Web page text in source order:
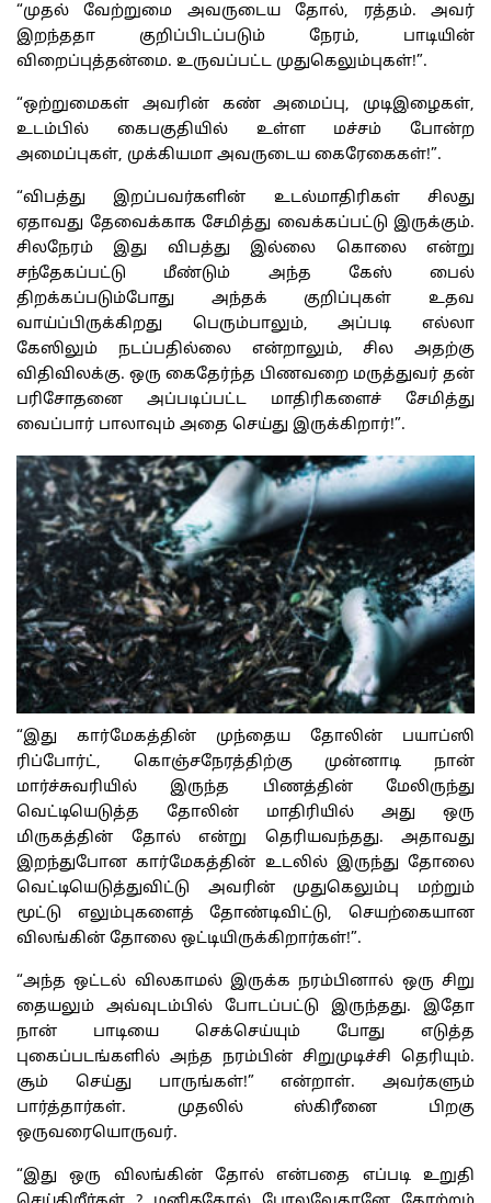
“முதல் வேற்றுமை அவருடைய தோல், ரத்தம். அவர்
இறந்ததா குறிப்பிடப்படும் நேரம், பாடியின்
விறைப்புத்தன்மை. உருவப்பட்ட முதுகெலும்புகள்!”.
“ஒற்றுமைகள் அவரின் கண் அமைப்பு, முடிஇழைகள்,
உடம்பில் கைபகுதியில் உள்ள மச்சம் போன்ற
அமைப்புகள், முக்கியமா அவருடைய கைரேகைகள்!”.
“விபத்து இறப்பவர்களின் உடல்மாதிரிகள் சிலது
ஏதாவது தேவைக்காக சேமித்து வைக்கப்பட்டு இருக்கும்.
சிலநேரம் இது விபத்து இல்லை கொலை என்று
சந்தேகப்பட்டு மீண்டும் அந்த கேஸ் பைல்
திறக்கப்படும்போது அந்தக் குறிப்புகள் உதவ
வாய்ப்பிருக்கிறது பெரும்பாலும், அப்படி எல்லா
கேஸிலும் நடப்பதில்லை என்றாலும், சில அதற்கு
விதிவிலக்கு. ஒரு கைதேர்ந்த பிணவறை மருத்துவர் தன்
பரிசோதனை அப்படிப்பட்ட மாதிரிகளைச் சேமித்து
வைப்பார் பாலாவும் அதை செய்து இருக்கிறார்!”.
“இது கார்மேகத்தின் முந்தைய தோலின் பயாப்ஸி
ரிப்போர்ட், கொஞ்சநேரத்திற்கு முன்னாடி நான்
மார்ச்சுவரியில் இருந்த பிணத்தின் மேலிருந்து
வெட்டியெடுத்த தோலின் மாதிரியில் அது ஒரு
மிருகத்தின் தோல் என்று தெரியவந்தது. அதாவது
இறந்துபோன கார்மேகத்தின் உடலில் இருந்து தோலை
வெட்டியெடுத்துவிட்டு அவரின் முதுகெலும்பு மற்றும்
மூட்டு எலும்புகளைத் தோண்டிவிட்டு, செயற்கையான
விலங்கின் தோலை ஒட்டியிருக்கிறார்கள்!”.
“அந்த ஒட்டல் விலகாமல் இருக்க நரம்பினால் ஒரு சிறு
தையலும் அவ்வுடம்பில் போடப்பட்டு இருந்தது. இதோ
நான் பாடியை செக்செய்யும் போது எடுத்த
புகைப்படங்களில் அந்த நரம்பின் சிறுமுடிச்சி தெரியும்.
சூம் செய்து பாருங்கள்!” என்றாள். அவர்களும்
பார்த்தார்கள். முதலில் ஸ்கிரீனை பிறகு
ஒருவரையொருவர்.
“இது ஒரு விலங்கின் தோல் என்பதை எப்படி உறுதி